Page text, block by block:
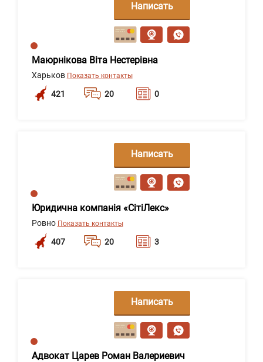
Маюрнікова Віта Нестерівна
Харьков Показать контакты
421 20 0
Написать
сообщение
Юридична компанія «СітіЛекс»
Ровно Показать контакты
407 20 3
Написать
сообщение
Адвокат Царев Роман Валериевич
Написать
сообщение